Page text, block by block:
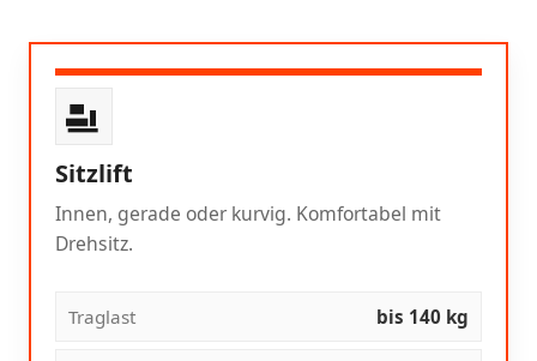
Sitzlift
Innen, gerade oder kurvig. Komfortabel mit
Drehsitz.
Traglast bis 140 kg